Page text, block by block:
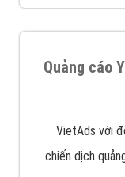
Quảng cáo
VietAds với
chiến dịch